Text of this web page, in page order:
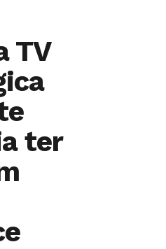
TV
ter